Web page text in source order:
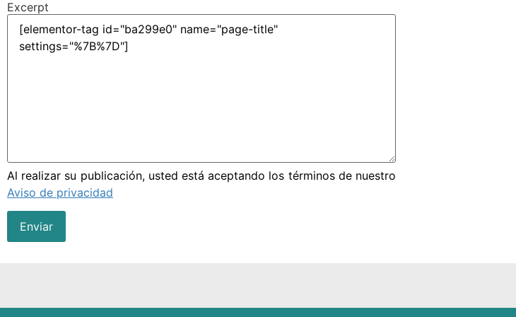
Excerpt
Al realizar su publicación, usted está aceptando los términos de nuestro
Aviso de privacidad
Enviar